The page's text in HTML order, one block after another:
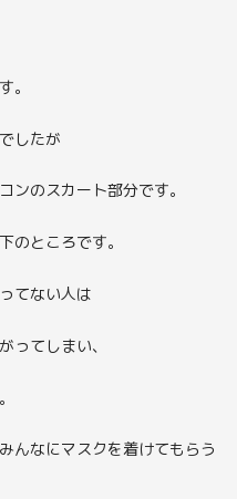
。
したが
ンのスカート部分です。
のところです。
てない人は
ってしまい、
んなにマスクを着けてもらう